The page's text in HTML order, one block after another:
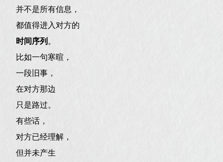
并不是所有信息，
都值得进入对方的
时间序列。
比如一句寒暄，
一段旧事，
在对方那边
只是路过。
有些话，
对方已经理解，
但并未产生